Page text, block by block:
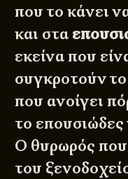
που το κάνει
και στα
εκείνα που
συγκροτούν το
που ανοίγει
το
Ο θυρωρός
του